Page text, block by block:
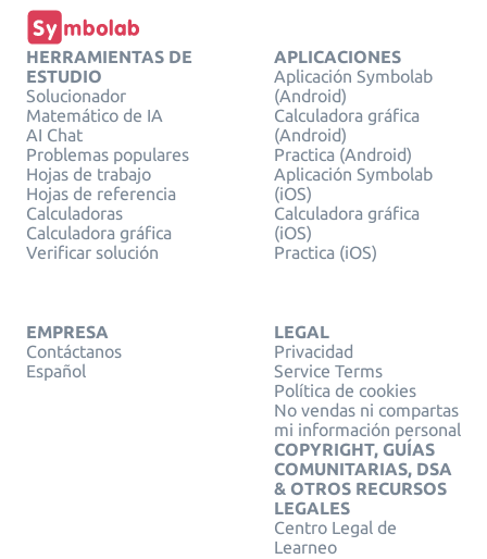
HERRAMIENTAS DE
ESTUDIO
Solucionador
Matemático de IA
AI Chat
Problemas populares
Hojas de trabajo
Hojas de referencia
Calculadoras
Calculadora gráfica
Verificar solución
APLICACIONES
Aplicación Symbolab
(Android)
Calculadora gráfica
(Android)
Practica (Android)
Aplicación Symbolab
(iOS)
Calculadora gráfica
(iOS)
Practica (iOS)
EMPRESA
Contáctanos
Español
LEGAL
Privacidad
Service Terms
Política de cookies
No vendas ni compartas
mi información personal
COPYRIGHT, GUÍAS
COMUNITARIAS, DSA
& OTROS RECURSOS
LEGALES
Centro Legal de
Learneo